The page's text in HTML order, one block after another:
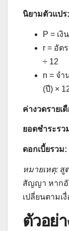
นิยามตัวแปร:
P = เงิ
r = อัต
÷ 12
n = จำ
(ปี) ×
ค่างวดรายเ
ยอดชำระรว
ดอกเบี้ยรวม:
หมายเหตุ: สู
สัญญา หากอั
เปลี่ยนตามเ
ตัวอย่